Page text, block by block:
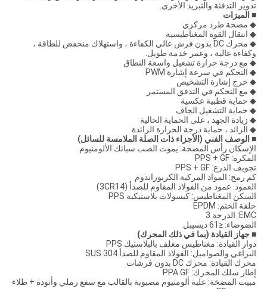
تدوير التدفئة والتبريد الأخرى.
■ الميزات
◆ مضخة طرد مركزي
◆ انتقال القوة المغناطيسية
◆ محرك DC بدون فرش عالي الكفاءة ، واستهلاك منخفض للطاقة ،
وكفاءة عالية ، وعمر خدمة طويل.
◆ مع درجة حرارة تشغيل واسعة النطاق
◆ التحكم في سرعة إشارة PWM
◆ خرج إشارة التشخيص
◆ مع التحكم في التدفق المستمر
◆ حماية قطبية عكسية
◆ حماية التشغيل الجاف
◆ زيادة الجهد ، على الحماية الحالية
◆ الزائد ، حماية درجة الحرارة الزائدة
■ الوصف الفني (الأجزاء ذات الصلة الملامسة للسائل)
الإسكان رأس المضخة: يموت الصب سبائك الألومنيوم
المكره: PPS + GF
تجويف الدرع: PPS + GF
كم رمح: المواد المركبة الكربوراندوم
العمود: عمود من الفولاذ المقاوم للصدأ (3CR14)
السكن المغناطيس: كبسولات بلاستيكية PPS
حلقة الختم: EPDM
EMC: الدرجة 3
الضوضاء: ≤61 ديسيبل
■ جهاز القيادة (بما في ذلك المحرك)
دوار القيادة: مغناطيس مغلف بالبلاستيك PPS
البراغي والصواميل: الفولاذ المقاوم للصدأ SUS 304
محرك القيادة: محرك DC بدون فرشات
إطار سلك المحرك: PPA GF
مبيت المضخة: علبة ألومنيوم مصبوبة بالقالب مع سفع رملي وأنودة + طلاء